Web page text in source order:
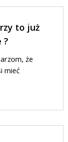
to już
?
że
mieć